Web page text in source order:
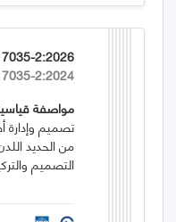
2:2026
2:2024
مواصفة
تصميم
التصميم